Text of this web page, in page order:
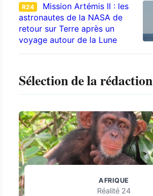
R24
Mission Artémis II : les
astronautes de la NASA de
retour sur Terre après un
voyage autour de la Lune
Sélection de la rédaction
AFRIQUE
Réalité 24